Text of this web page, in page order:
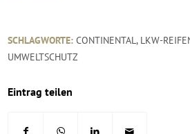
SCHLAGWORTE: CONTINENTAL, LKW-
UMWELTSCHUTZ
Eintrag teilen